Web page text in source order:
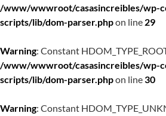
/www/wwwroot/casasincreibles/wp-
scripts/lib/dom-parser.phpon line 29
Warning: Constant
/www/wwwroot/casasincreibles/wp-
scripts/lib/dom-parser.phpon line30
Warning: Constant